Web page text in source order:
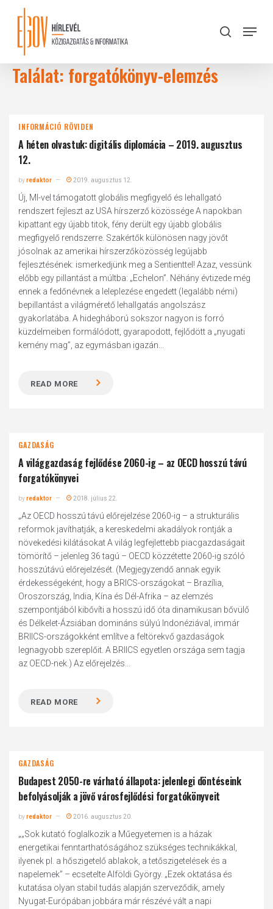
content
search
Menu
Találat: forgatókönyv-elemzés
INFORMÁCIÓ RÖVIDEN
A héten olvastuk: digitális diplomácia – 2019. augusztus
12.
byredaktor 2019. augusztus 12.
Új, MI-vel támogatott globális megfigyelő és lehallgató
rendszert fejleszt az USA hírszerző közössége A napokban
kipattant egy újabb titok, fény derült egy újabb globális
megfigyelő rendszerre. Szakértők különösen nagy jövőt
jósolnak az amerikai hírszerzőközösség legújabb
fejlesztésének: ismerkedjünk meg a Sentienttel! Azaz, vessünk
előbb egy pillantást a múltba: „Echelon”. Néhány évtizede még
ennek a fedőnévnek a leleplezése engedett (legalább némi)
bepillantást a világmérető lehallgatás angolszász
gyakorlatába. A hidegháború sokszor nagyon is forró
küzdelmeiben formálódott, gyarapodott, fejlődött a „nyugati
kemény mag”, az egymásban igazán...
READ MORE
GAZDASÁG
A világgazdaság fejlődése 2060-ig – az OECD hosszú távú
forgatókönyvei
byredaktor 2018. július 22.
„Az OECD hosszú távú előrejelzése 2060-ig – a strukturális
reformok javíthatják, a kereskedelmi akadályok rontják a
növekedési kilátásokat A világ legfejlettebb piacgazdaságait
tömörítő – jelenleg 36 tagú – OECD közzétette 2060-ig szóló
hosszútávú előrejelzését. (Megjegyzendő annak egyik
érdekességeként, hogy a BRICS-országokat – Brazília,
Oroszország, India, Kína és Dél-Afrika – az elemzés
szempontjából kibővíti a hosszú idő óta dinamikusan bővülő
és Délkelet-Ázsiában domináns súlyú Indonéziával, immár
BRIICS-országokként említve a feltörekvő gazdaságok
legnagyobb szereplőit. A BRIICS egyetlen országa sem tagja
az OECD-nek.) Az előrejelzés...
READ MORE
GAZDASÁG
Budapest 2050-re várható állapota: jelenlegi döntéseink
befolyásolják a jövő városfejlődési forgatókönyveit
byredaktor 2016. augusztus 20.
„„Sok kutató foglalkozik a Műegyetemen is a házak
energetikai fenntarthatóságához szükséges technikákkal,
ilyenek pl. a hőszigetelő ablakok, a tetőszigetelések és a
napelemek” – ecsetelte Alföldi György. „Ezek oktatása és
kutatása olyan stabil tudás alapján szerveződik, amely
Nyugat-Európában jobbára már részévé vált a napi
Close